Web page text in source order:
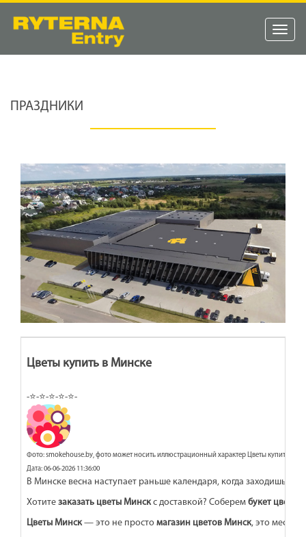
Toggle
ПРАЗДНИКИ
Цветы купить в Минске
-⭐-⭐-⭐-⭐-⭐-
Фото: smokehouse.by, фото может носить иллюстрационный характер Цветы купить в
Дата: 06-06-2026 11:36:00
В Минске весна наступает раньше календаря, когда заходишь в
Хотите заказать цветы Минскс доставкой? Соберем букет цветов
Цветы Минск— это не просто магазин цветов Минск, это место,